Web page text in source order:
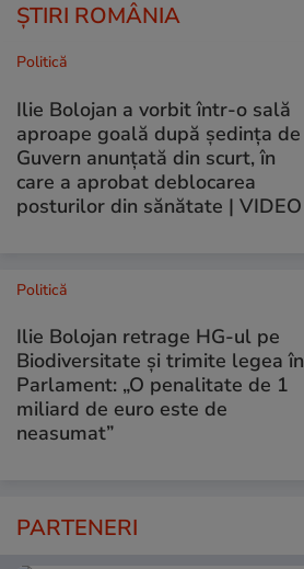
ȘTIRI ROMÂNIA
Politică
Ilie Bolojan a vorbit într-o sală
aproape goală după ședința de
Guvern anunțată din scurt, în
care a aprobat deblocarea
posturilor din sănătate | VIDEO
Politică
Ilie Bolojan retrage HG-ul pe
Biodiversitate și trimite legea în
Parlament: „O penalitate de 1
miliard de euro este de
neasumat”
PARTENERI